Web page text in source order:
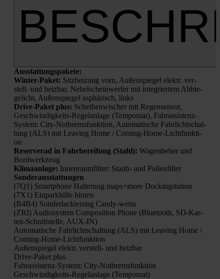
Aus­stat­tungs­pa­ke­te:
Win­ter-Paket: Sitz­hei­zung vorn, Außen­spie­gel elektr. ver­
stell- und heiz­bar, Nebel­schein­wer­fer mit inte­grier­tem Abbie­
ge­licht, Außen­spie­gel asphä­risch, links
Dri­ve-Paket plus: Schei­ben­wi­scher mit Regen­sen­sor,
Geschwin­dig­keits-Regel­an­la­ge (Tem­po­mat), Fahr­as­sis­tenz-
Sys­tem: City-Not­brems­funk­ti­on, Auto­ma­ti­sche Fahr­licht­schal­
tung (ALS) mit Lea­ving Home / Coming-Home-Licht­funk­ti­
on
Reser­ve­rad in Fahr­be­rei­fung (Stahl): Wagen­he­ber und
Bord­werk­zeug
Kli­ma­an­la­ge: Innen­raum­fil­ter: Staub- und Pol­len­fil­ter
Son­der­aus­stat­tun­gen
(7Q1) Smart­phone Hal­te­rung maps+more Docking­sta­ti­on
(7X1) Ein­park­hil­fe hin­ten
(B4B4) Son­der­la­ckie­rung Can­dy-weiss
(ZRI) Audio­sys­tem Com­po­si­ti­on Pho­ne (Blue­tooth, SD-Kar­
ten-Schnitt­stel­le, AUX-IN)
Auto­ma­ti­sche Fahr­licht­schal­tung (ALS) mit Lea­ving Home /
Coming-Home-Licht­funk­ti­on
Außen­spie­gel elektr. ver­stell- und heiz­bar
Dri­ve-Paket plus
Fahr­as­sis­tenz-Sys­tem: City-Not­brems­funk­ti­on
Geschwin­dig­keits-Regel­an­la­ge (Tem­po­mat)